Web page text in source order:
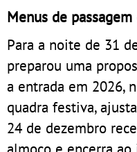
Menus de
Para a noite de 31
preparou uma
a entrada em 2026,
quadra festiva,
24 de dezembro